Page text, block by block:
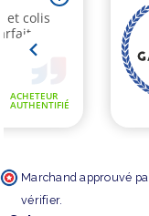
Marchand approuvé
vérifier.